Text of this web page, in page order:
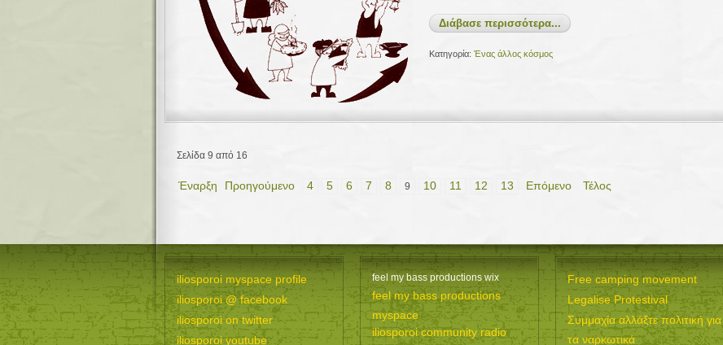
Διάβασε περισσότερα...
Κατηγορία: Ένας άλλος κόσμος
Σελίδα 9 από 16
Έναρξη Προηγούμενο 4 5 6 7 8 9 10 11 12 13 Επόμενο Τέλος
iliosporoi myspace profile
iliosporoi @ facebook
iliosporoi on twitter
iliosporoi youtube
feel my bass productions wix
feel my bass productions
myspace
iliosporoi community radio
Free camping movement
Legalise Protestival
Συμμαχία αλλάξτε πολιτική για
τα ναρκωτικά